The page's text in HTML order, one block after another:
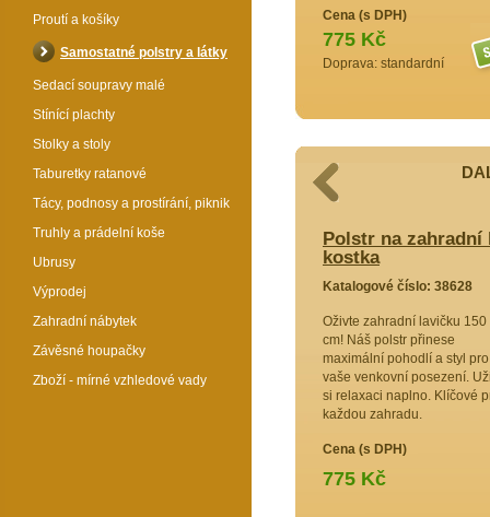
Cena (s DPH)
775 Kč
Doprava: standardní
lavičku 150 cm - motiv luční
prvotřídní
Polstr na zahradní
kostka
Katalogové číslo: 38628
Oživte zahradní lavičku 150
cm! Náš polstr přinese
maximální pohodlí a styl pro
vaše venkovní posezení.
si relaxaci naplno. Klíčové
každou zahradu.
Cena (s DPH)
775 Kč
Proutí a košíky
Samostatné polstry a látky
Sedací soupravy malé
Stínící plachty
Stolky a stoly
Taburetky ratanové
Tácy, podnosy a prostírání, piknik
Truhly a prádelní koše
Ubrusy
Výprodej
Zahradní nábytek
Závěsné houpačky
Zboží - mírné vzhledové vady